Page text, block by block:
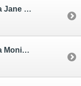
Комплект для роддома Jane для беременных и кормящих; цвет: сирень 6102/1
Комплект для роддома Monika для беременных и кормящих; цвет: серый меланж/мята 6536